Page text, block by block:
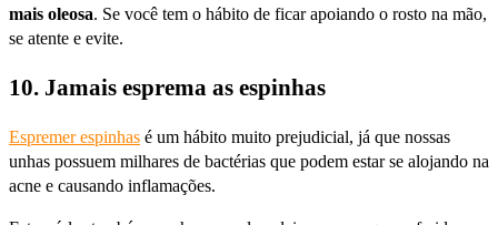
mais oleosa. Se você tem o hábito de ficar apoiando o rosto na mão,
se atente e evite.
10. Jamais esprema as espinhas
Espremer espinhas é um hábito muito prejudicial, já que nossas
unhas possuem milhares de bactérias que podem estar se alojando na
acne e causando inflamações.